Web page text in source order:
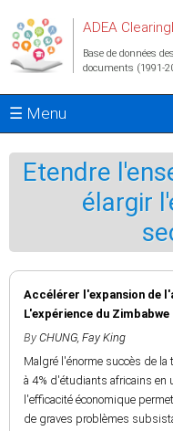
ADEA
Base de données
documents (1991-
☰ Menu
Etendre
élargir
Accélérer l'expansion de
L'expérience du Zimbabwe
By CHUNG, Fay King
Malgré l'énorme succès de
à 4% d'étudiants africains en
l'efficacité économique
de graves problèmes